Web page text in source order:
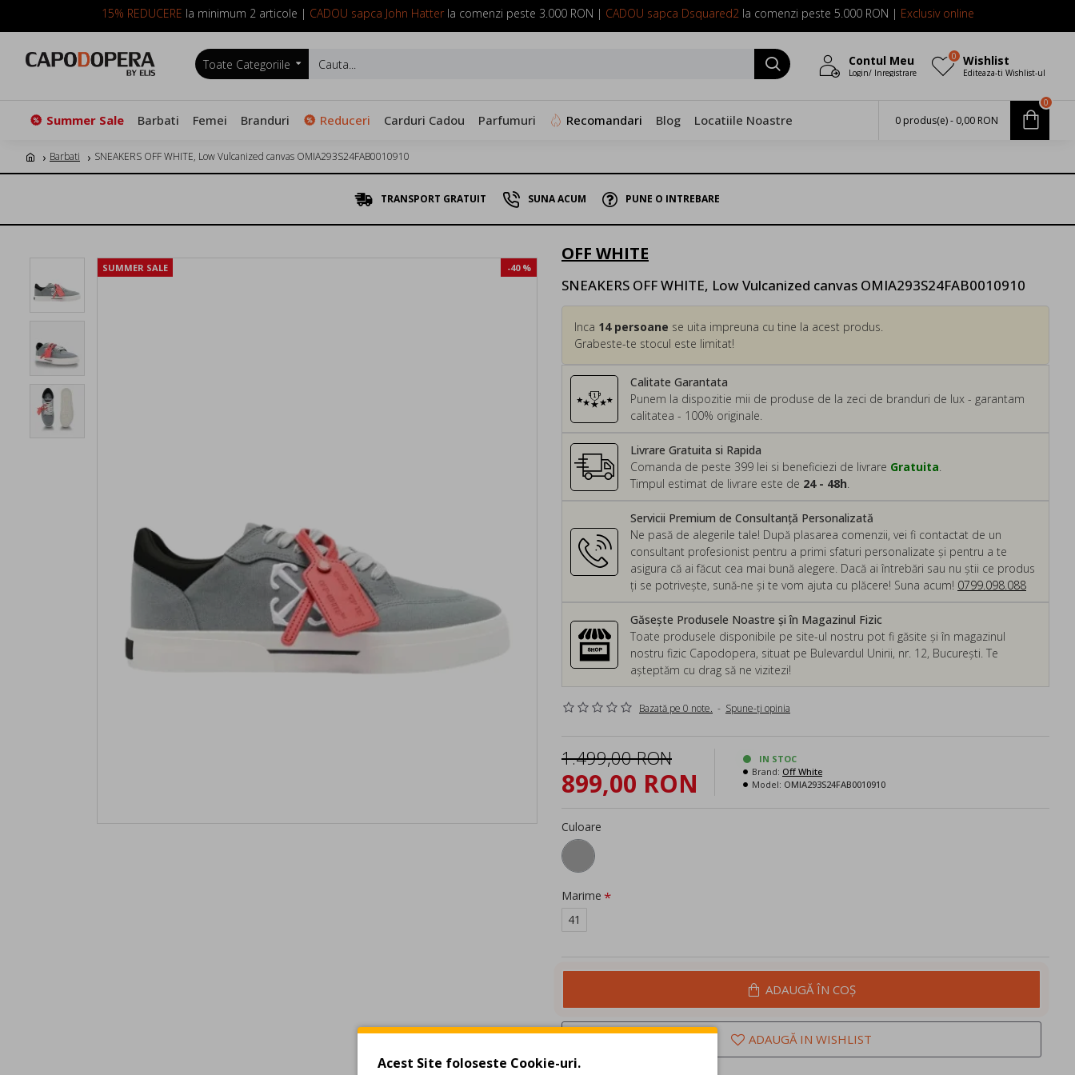
15% REDUCERE la minimum 2 articole | CADOU sapca John Hatterla comenzi peste 3.000 RON | CADOU sapca Dsquared2la comenzi peste 5.000 RON | Exclusiv online
SUNA ACUM: 0799 098 088
Toate Categoriile Contul Meu
Login/ Inregistrare
Wishlist
Editeaza-ti Wishlist-ul
0
Summer Sale Barbati Femei Branduri Reduceri Carduri Cadou Parfumuri Recomandari Blog Locatiile Noastre 0 produs(e) - 0,00 RON
0
Barbati SNEAKERS OFF WHITE, Low Vulcanized canvas OMIA293S24FAB0010910
TRANSPORT GRATUIT SUNA ACUM PUNE O INTREBARE
SUMMER SALE -40 %
OFF WHITE
SNEAKERS OFF WHITE, Low Vulcanized canvas OMIA293S24FAB0010910
Calitate Garantata
Punem la dispozitie mii de produse de la zeci de branduri de lux - garantam
calitatea - 100% originale.
Inca 14persoane se uita impreuna cu tine la acest produs.
Grabeste-te stocul este limitat!
Servicii Premium de Consultanță Personalizată
Ne pasă de alegerile tale! După plasarea comenzii, vei fi contactat de un
consultant profesionist pentru a primi sfaturi personalizate și pentru a te
asigura că ai făcut cea mai bună alegere. Dacă ai întrebări sau nu știi ce produs
ți se potrivește, sună-ne și te vom ajuta cu plăcere! Suna acum! 0799.098.088
Livrare Gratuita si Rapida
Comanda de peste 399 lei si beneficiezi de livrare Gratuita.
Timpul estimat de livrare este de 24 - 48h.
Găsește Produsele Noastre și în Magazinul Fizic
Toate produsele disponibile pe site-ul nostru pot fi găsite și în magazinul
nostru fizic Capodopera, situat pe Bulevardul Unirii, nr. 12, București. Te
așteptăm cu drag să ne vizitezi!
Bazată pe 0 note. - Spune-ţi opinia
899,00 RON
1.499,00 RON
IN STOC
Brand: Off White
Model: OMIA293S24FAB0010910
Culoare
Marime
41
ADAUGĂ ÎN COŞ
ADAUGĂ IN WISHLIST
Acest Site foloseste Cookie-uri.